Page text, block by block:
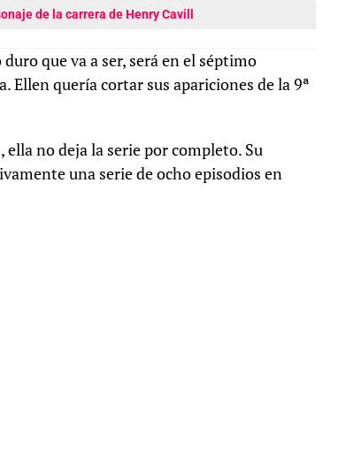
de la carrera de Henry Cavill
que va a ser, será en el séptimo
quería cortar sus apariciones de la 9ª
ella no deja la serie por completo. Su
una serie de ocho episodios en